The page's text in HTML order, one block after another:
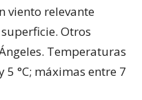
viento relevante
Otros
Temperaturas
°C; máximas entre 7